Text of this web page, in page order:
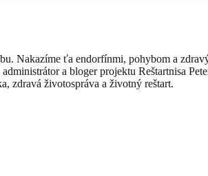
Nakazíme ťa endorfínmi, pohybom a
a bloger projektu Reštartnisa
zdravá životospráva a životný reštart.